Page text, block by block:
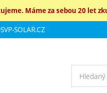
Máme za sebou 20 let
SOLAR.CZ